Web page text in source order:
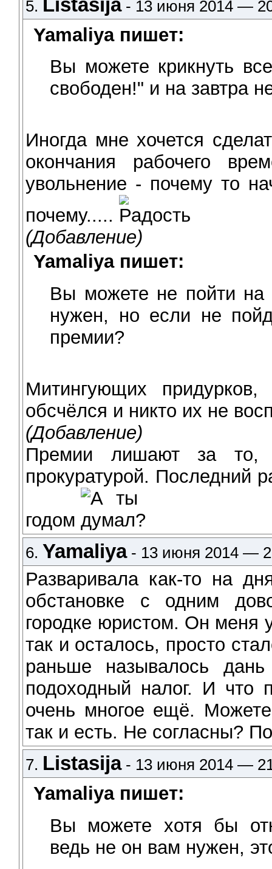
5. Listasija- 13 июня 2014 —
Yamaliya пишет:
Вы можете крикнуть
свободен!" и на завтра
Иногда мне хочется
окончания рабочего
увольнение - почему то
почему.....
(Добавление)
Yamaliya пишет:
Вы можете не пойти на
нужен, но если не
премии?
Митингующих
обсчёлся и никто их не
(Добавление)
Премии лишают за то,
прокуратурой.
годом
6. Yamaliya- 13 июня 2014 —
Разваривала как-то на
обстановке с одним
городке юристом. Он меня
так и осталось, просто
раньше называлось
подоходный налог. И что
очень многое ещё.
так и есть. Не согласны?
7. Listasija- 13 июня 2014 —
Yamaliya пишет:
Вы можете хотя бы
ведь не он вам нужен,